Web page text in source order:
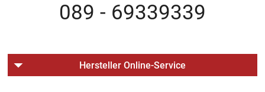
089 - 69339339
Hersteller Online-Service